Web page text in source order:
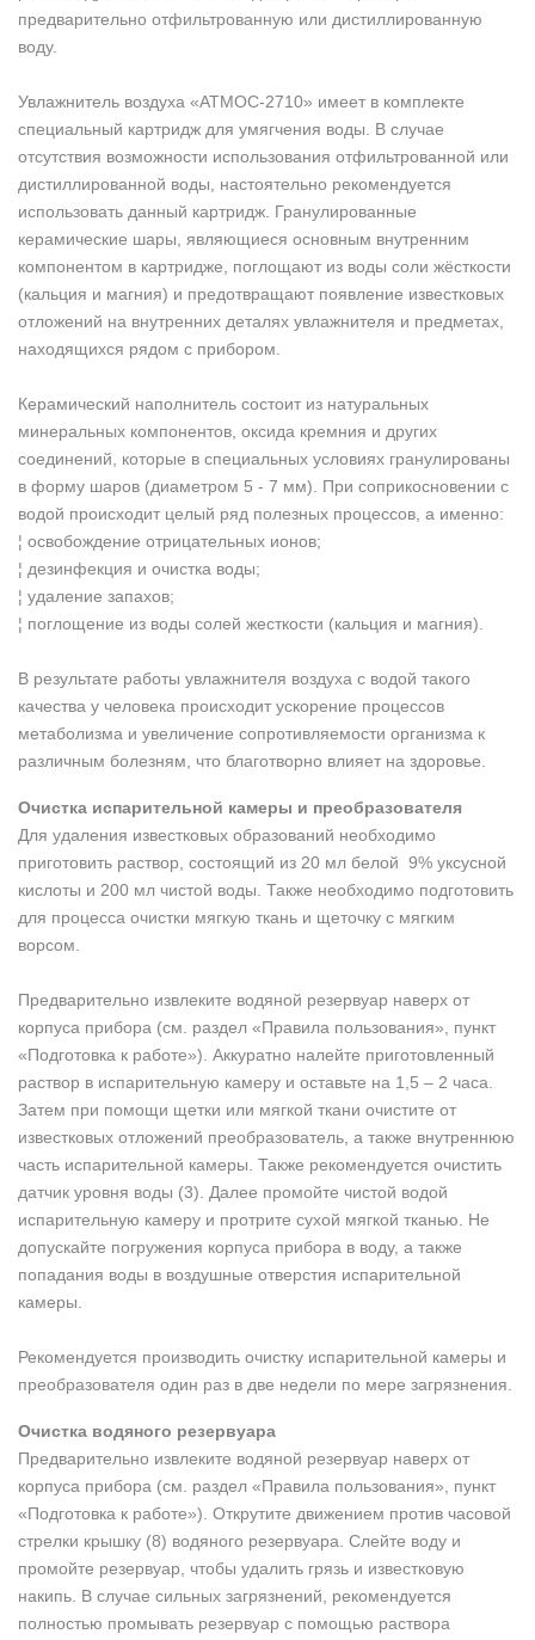
предварительно отфильтрованную или дистиллированную
воду.
Увлажнитель воздуха «АТМОС-2710» имеет в комплекте
специальный картридж для умягчения воды. В случае
отсутствия возможности использования отфильтрованной или
дистиллированной воды, настоятельно рекомендуется
использовать данный картридж. Гранулированные
керамические шары, являющиеся основным внутренним
компонентом в картридже, поглощают из воды соли жёсткости
(кальция и магния) и предотвращают появление известковых
отложений на внутренних деталях увлажнителя и предметах,
находящихся рядом с прибором.
Керамический наполнитель состоит из натуральных
минеральных компонентов, оксида кремния и других
соединений, которые в специальных условиях гранулированы
в форму шаров (диаметром 5 - 7 мм). При соприкосновении с
водой происходит целый ряд полезных процессов, а именно:
¦ освобождение отрицательных ионов;
¦ дезинфекция и очистка воды;
¦ удаление запахов;
¦ поглощение из воды солей жесткости (кальция и магния).
В результате работы увлажнителя воздуха с водой такого
качества у человека происходит ускорение процессов
метаболизма и увеличение сопротивляемости организма к
различным болезням, что благотворно влияет на здоровье.
Очистка испарительной камеры и преобразователя
Для удаления известковых образований необходимо
приготовить раствор, состоящий из 20 мл белой 9% уксусной
кислоты и 200 мл чистой воды. Также необходимо подготовить
для процесса очистки мягкую ткань и щеточку с мягким
ворсом.
Предварительно извлеките водяной резервуар наверх от
корпуса прибора (см. раздел «Правила пользования», пункт
«Подготовка к работе»). Аккуратно налейте приготовленный
раствор в испарительную камеру и оставьте на 1,5 – 2 часа.
Затем при помощи щетки или мягкой ткани очистите от
известковых отложений преобразователь, а также внутреннюю
часть испарительной камеры. Также рекомендуется очистить
датчик уровня воды (3). Далее промойте чистой водой
испарительную камеру и протрите сухой мягкой тканью. Не
допускайте погружения корпуса прибора в воду, а также
попадания воды в воздушные отверстия испарительной
камеры.
Рекомендуется производить очистку испарительной камеры и
преобразователя один раз в две недели по мере загрязнения.
Очистка водяного резервуара
Предварительно извлеките водяной резервуар наверх от
корпуса прибора (см. раздел «Правила пользования», пункт
«Подготовка к работе»). Открутите движением против часовой
стрелки крышку (8) водяного резервуара. Слейте воду и
промойте резервуар, чтобы удалить грязь и известковую
накипь. В случае сильных загрязнений, рекомендуется
полностью промывать резервуар с помощью раствора